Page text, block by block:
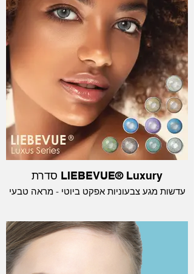
סדרת LIEBEVUE® Luxury
עדשות מגע צבעוניות אפקט ביוטי - מראה טבעי